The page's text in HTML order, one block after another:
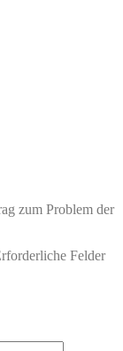
zum Problem der
Felder